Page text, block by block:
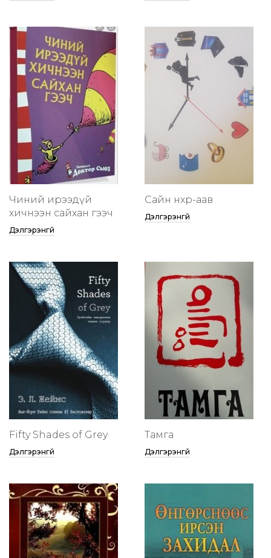
Чиний ирээдүй
хичнээн сайхан гээч
Дэлгэрэнгүй
Сайн нөхөр-аав
Дэлгэрэнгүй
Fifty Shades of Grey
Дэлгэрэнгүй
Тамга
Дэлгэрэнгүй